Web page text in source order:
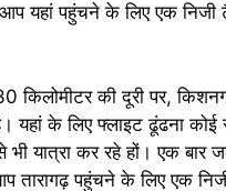
यहां पहुंचने के लिए एक निजी
किलोमीटर की दूरी पर,
यहां के लिए फ्लाइट ढूंढना कोई
यात्रा कर रहे हों। एक बार
तारागढ़ पहुंचने के लिए एक